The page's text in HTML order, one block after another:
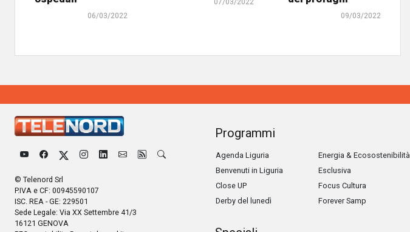
06/03/2022 09/03/2022
© Telenord Srl
P.IVA e CF: 00945590107
ISC. REA - GE: 229501
Sede Legale: Via XX Settembre 41/3
16121 GENOVA
Programmi
Agenda Liguria
Benvenuti in Liguria
Close UP
Derby del lunedì
Energia & Ecosostenibilità
Esclusiva
Focus Cultura
Forever Samp